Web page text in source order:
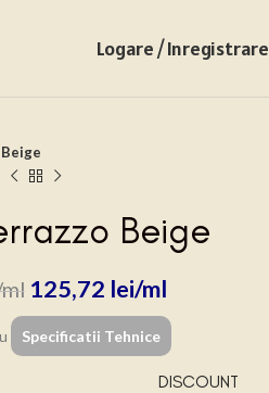
Logare / Inregistrare
Beige
125,72 lei
Specificatii Tehnice
DISCOUNT